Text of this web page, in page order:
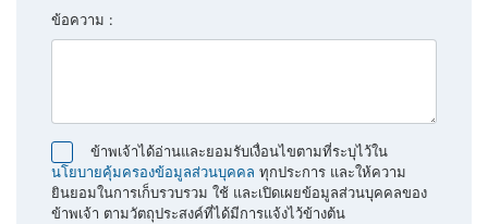
ข้อความ :
ข้าพเจ้าได้อ่านและยอมรับเงื่อนไขตามที่ระบุไว้ใน
นโยบายคุ้มครองข้อมูลส่วนบุคคล ทุกประการ และให้ความ
ยินยอมในการเก็บรวบรวม ใช้ และเปิดเผยข้อมูลส่วนบุคคลของ
ข้าพเจ้า ตามวัตถุประสงค์ที่ได้มีการแจ้งไว้ข้างต้น